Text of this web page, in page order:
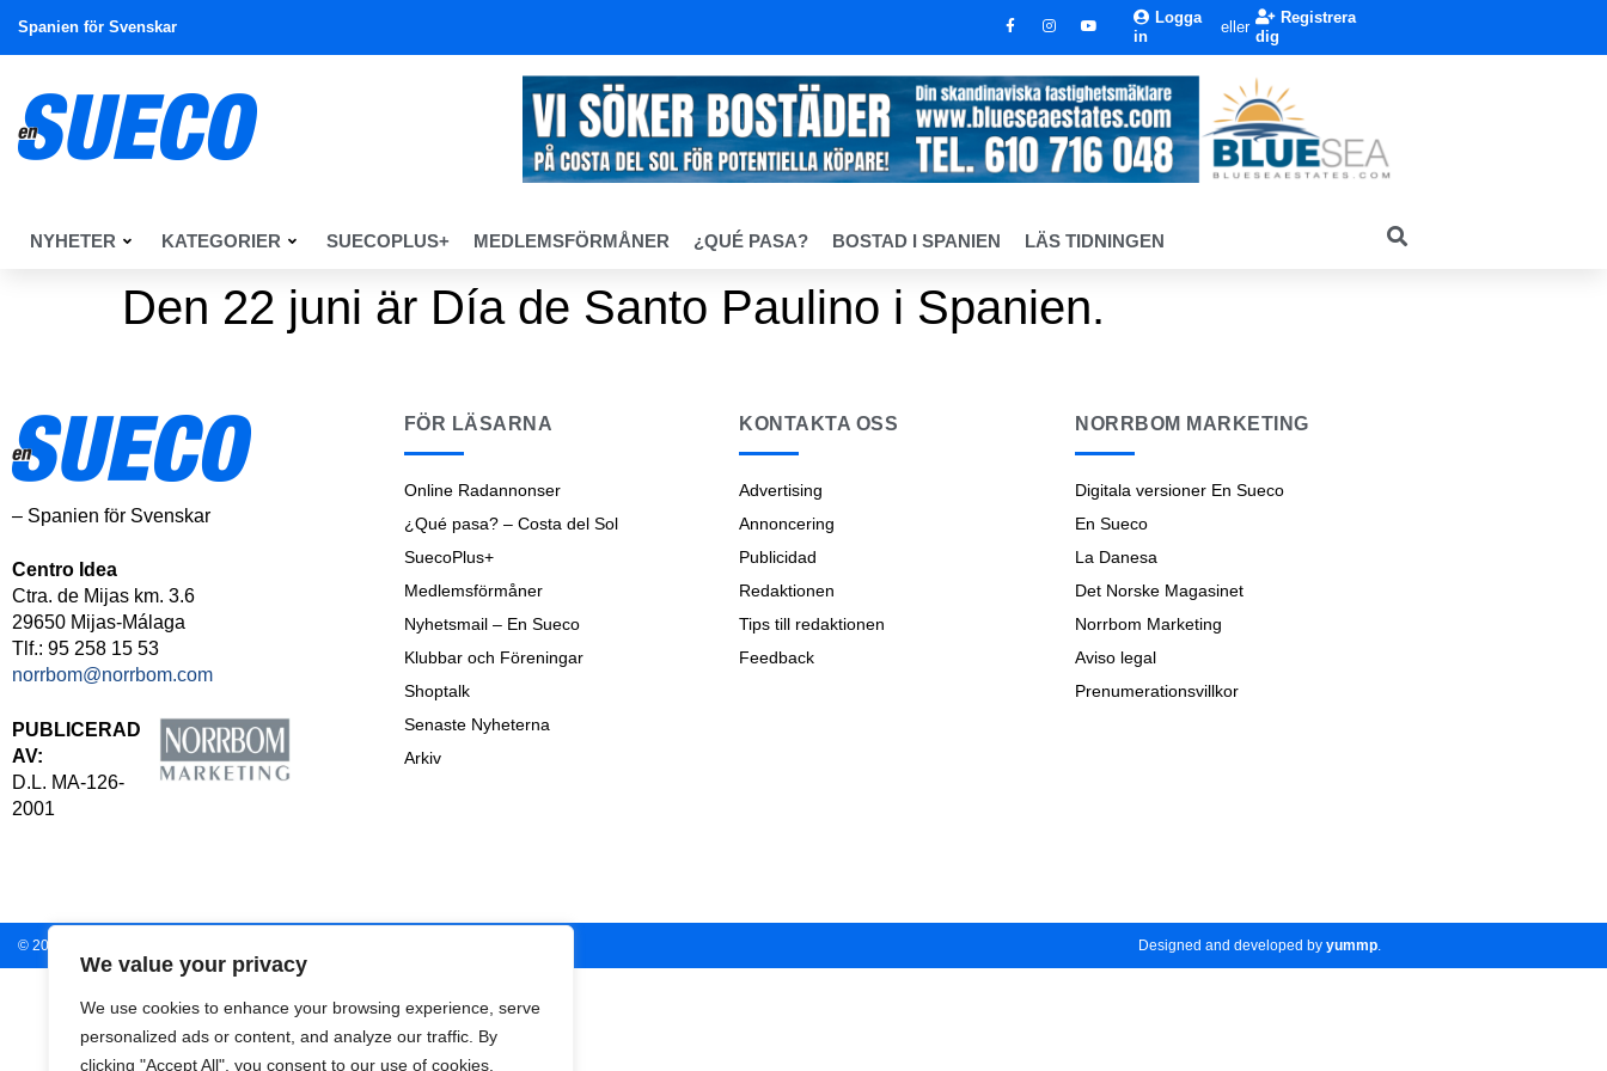
We value your privacy
We use cookies to enhance your browsing experience, serve
personalized ads or content, and analyze our traffic. By
clicking "Accept All", you consent to our use of cookies.
Spanien för Svenskar
Logga
in
eller
Registrera
dig
NYHETER KATEGORIER SUECOPLUS+ MEDLEMSFÖRMÅNER ¿QUÉ PASA? BOSTAD I SPANIEN LÄS TIDNINGEN
Den 22 juni är Día de Santo Paulino i Spanien.
– Spanien för Svenskar
Centro Idea
Ctra. de Mijas km. 3.6
29650 Mijas-Málaga
Tlf.: 95 258 15 53
norrbom@norrbom.com
PUBLICERAD
AV:
D.L. MA-126-
2001
FÖR LÄSARNA
Online Radannonser
¿Qué pasa? – Costa del Sol
SuecoPlus+
Medlemsförmåner
Nyhetsmail – En Sueco
Klubbar och Föreningar
Shoptalk
Senaste Nyheterna
Arkiv
KONTAKTA OSS
Advertising
Annoncering
Publicidad
Redaktionen
Tips till redaktionen
Feedback
NORRBOM MARKETING
Digitala versioner En Sueco
En Sueco
La Danesa
Det Norske Magasinet
Norrbom Marketing
Aviso legal
Prenumerationsvillkor
© 2009- Designed and developed by yummp.